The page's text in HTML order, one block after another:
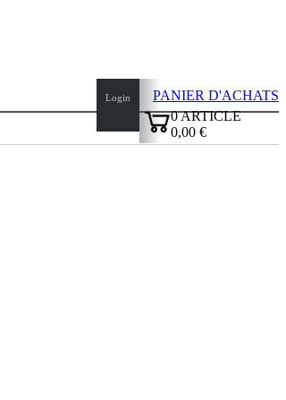
Login
PANIER D'ACHATS
0ARTICLE
0,00 €
✔